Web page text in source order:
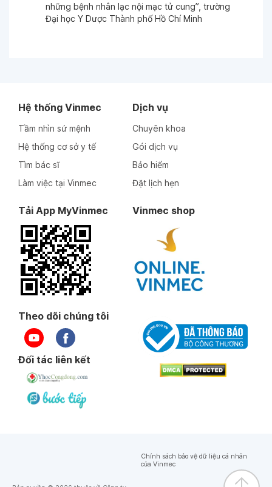
những bệnh nhân lạc nội mạc tử cung”, trường
Đại học Y Dược Thành phố Hồ Chí Minh
Ngày 21-03-2022
Ngày 16-03-2022
Ngày 16-02-2022
Ngày 16-02-2022
Ngày 17-01-2022
Hệ thống Vinmec
Tầm nhìn sứ mệnh
Hệ thống cơ sở y tế
Tìm bác sĩ
Làm việc tại Vinmec
Dịch vụ
Chuyên khoa
Gói dịch vụ
Bảo hiểm
Đặt lịch hẹn
Tải App MyVinmec Vinmec shop
Theo dõi chúng tôi
Đối tác liên kết
Chính sách bảo vệ dữ liệu cá nhân
của Vinmec